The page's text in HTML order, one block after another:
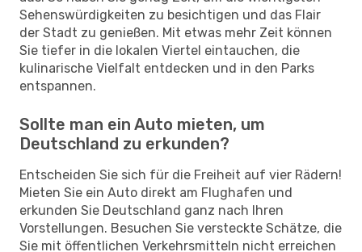
Sehenswürdigkeiten zu besichtigen und das Flair
der Stadt zu genießen. Mit etwas mehr Zeit können
Sie tiefer in die lokalen Viertel eintauchen, die
kulinarische Vielfalt entdecken und in den Parks
entspannen.
Sollte man ein Auto mieten, um
Deutschland zu erkunden?
Entscheiden Sie sich für die Freiheit auf vier Rädern!
Mieten Sie ein Auto direkt am Flughafen und
erkunden Sie Deutschland ganz nach Ihren
Vorstellungen. Besuchen Sie versteckte Schätze, die
Sie mit öffentlichen Verkehrsmitteln nicht erreichen